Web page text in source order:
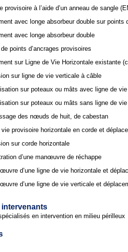
provisoire à l’aide d’un anneau de sangle
avec longe absorbeur double sur points
avec longe absorbeur double
points d’ancrages provisoires
sur Ligne de Vie Horizontale existante
sur ligne de vie verticale à câble
sur poteaux ou mâts avec ligne de
sur poteaux ou mâts sans ligne de
des nœuds de huit, de cabestan
vie provisoire horizontale en corde et
sur corde horizontale
d’une manœuvre de réchappe
d’une ligne de vie horizontale et
d’une ligne de vie verticale et
intervenants
en intervention en milieu